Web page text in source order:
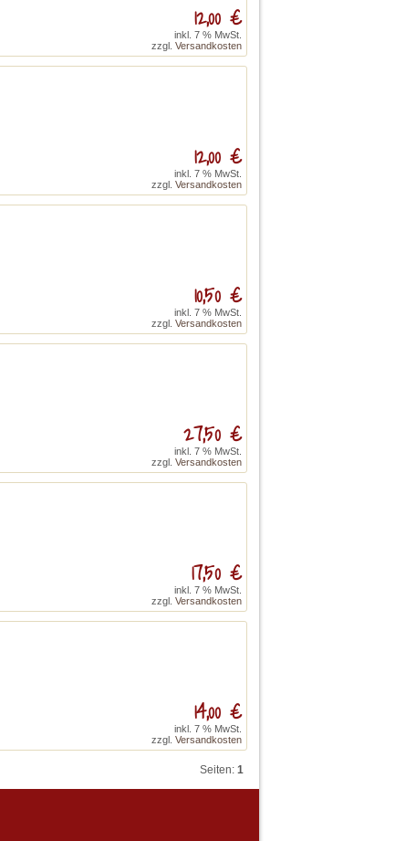
12,00 €
inkl. 7 % MwSt.
zzgl. Versandkosten
12,00 €
inkl. 7 % MwSt.
zzgl. Versandkosten
10,50 €
inkl. 7 % MwSt.
zzgl. Versandkosten
27,50 €
inkl. 7 % MwSt.
zzgl. Versandkosten
17,50 €
inkl. 7 % MwSt.
zzgl. Versandkosten
14,00 €
inkl. 7 % MwSt.
zzgl. Versandkosten
Seiten: 1